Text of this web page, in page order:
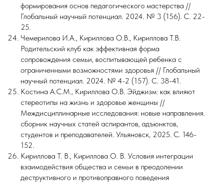
формирования основ педагогического мастерства //
Глобальный научный потенциал. 2024. № 3 (156). С. 22-
25.
Чемерилова И.А., Кириллова О.В., Кириллова Т.В.
Родительский клуб как эффективная форма
сопровождения семьи, воспитывающей ребенка с
ограниченными возможностями здоровья // Глобальный
научный потенциал. 2024. № 4-2 (157). С. 38-41.
Костина А.С.М., Кириллова О.В. Эйджизм: как влияют
стереотипы на жизнь и здоровье женщины //
Междисциплинарные исследования: новые направления.
сборник научных статей аспирантов, адъюнктов,
студентов и преподавателей. Ульяновск, 2025. С. 146-
152.
Кириллова Т. В., Кириллова О. В. Условия интеграции
взаимодействия общества и семьи в преодолении
деструктивного и противоправного поведения